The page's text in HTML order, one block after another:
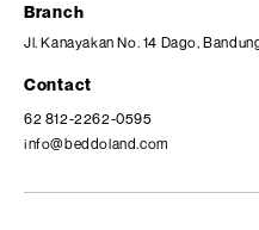
Branch
Jl. Kanayakan No. 14 Dago,
Contact
62 812-2262-0595
info@beddoland.com